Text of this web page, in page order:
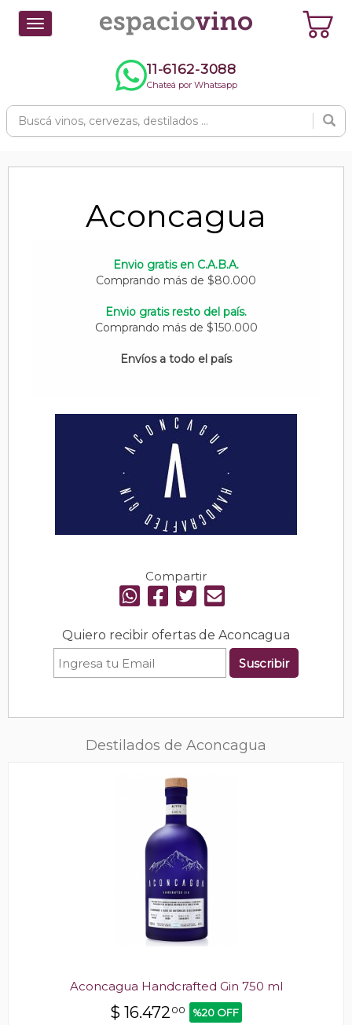
Toggle
navigation
11-6162-3088
Chateá por Whatsapp
Aconcagua
Envio gratis en C.A.B.A.
Comprando más de $80.000
Envio gratis resto del país.
Comprando más de $150.000
Envíos a todo el país
Compartir
Quiero recibir ofertas de Aconcagua
Suscribir
Destilados de Aconcagua
Aconcagua Handcrafted Gin 750 ml
$ 16.472 00 %20 OFF